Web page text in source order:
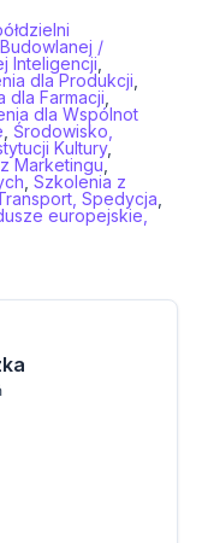
/
Inteligencji
dla Produkcji
dla Farmacji
dla Wspólnot
Środowisko,
Kultury,
Marketingu
Szkolenia z
Spedycja
europejskie,